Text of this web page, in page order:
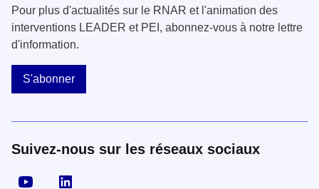
Pour plus d'actualités sur le RNAR et l'animation des
interventions LEADER et PEI, abonnez-vous à notre lettre
d'information.
S'abonner
Suivez-nous sur les réseaux sociaux
Visiter la page YouTube